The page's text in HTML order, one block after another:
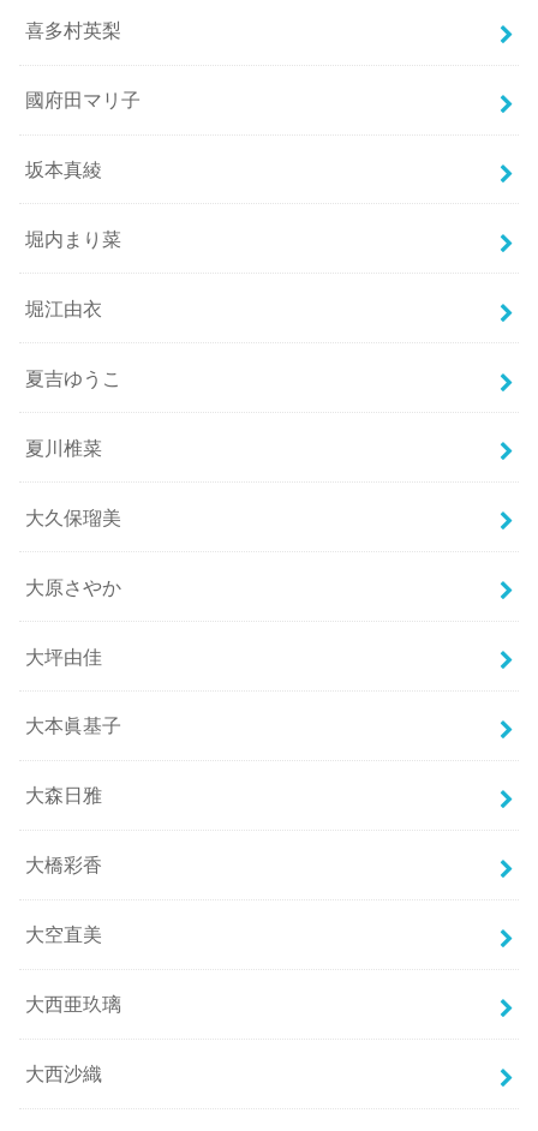
喜多村英梨
國府田マリ子
坂本真綾
堀内まり菜
堀江由衣
夏吉ゆうこ
夏川椎菜
大久保瑠美
大原さやか
大坪由佳
大本眞基子
大森日雅
大橋彩香
大空直美
大西亜玖璃
大西沙織